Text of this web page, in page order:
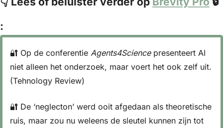
:
🔐 Op de conferentie Agents4Science presenteert AI
niet alleen het onderzoek, maar voert het ook zelf uit.
(Tehnology Review)
🔐 De ‘neglecton’ werd ooit afgedaan als theoretische
ruis, maar zou nu weleens de sleutel kunnen zijn tot